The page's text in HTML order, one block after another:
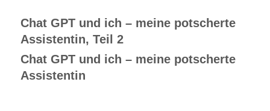
Chat GPT und ich – meine potscherte
Assistentin, Teil 2
Chat GPT und ich – meine potscherte
Assistentin